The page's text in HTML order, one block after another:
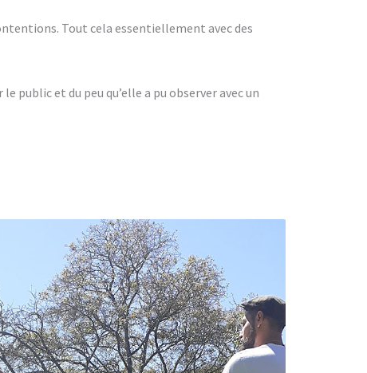
Tout cela essentiellement avec des
public et du peu qu’elle a pu observer avec un